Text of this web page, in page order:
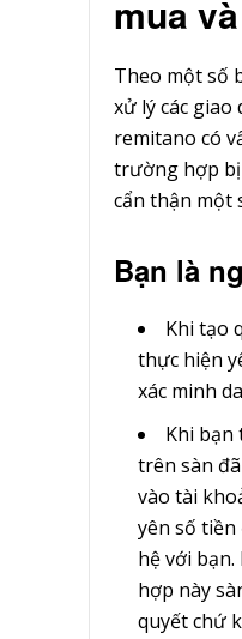
mua
Theo một số
xử lý các giao
remitano có
trường hợp
cẩn thận một
Bạn là
Khi tạo
thực hiện
xác minh
Khi bạn
trên sàn
vào tài
yên số
hệ với
hợp này
quyết chứ